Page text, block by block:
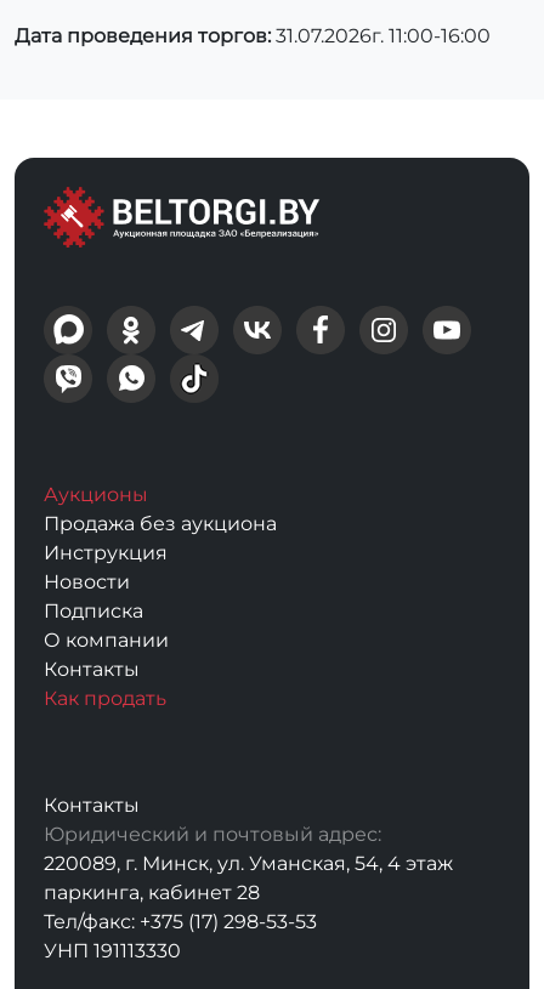
Дата проведения торгов:31.07.2026г. 11:00-16:00
Аукционы
Продажа без аукциона
Инструкция
Новости
Подписка
О компании
Контакты
Как продать
Контакты
Юридический и почтовый адрес:
220089, г. Минск, ул. Уманская, 54, 4 этаж
паркинга, кабинет 28
Тел/факс: +375 (17) 298-53-53
УНП 191113330